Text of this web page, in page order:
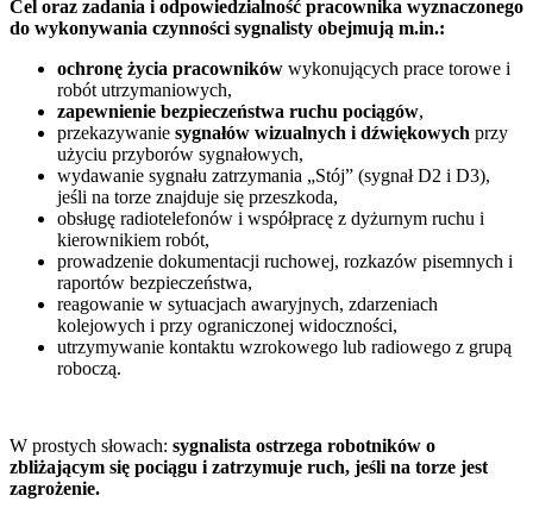
Cel oraz zadania i odpowiedzialność pracownika wyznaczonego
do wykonywania czynności sygnalisty obejmują m.in.:
ochronę życia pracowników wykonujących prace torowe i
robót utrzymaniowych,
zapewnienie bezpieczeństwa ruchu pociągów,
przekazywanie sygnałów wizualnych i dźwiękowych przy
użyciu przyborów sygnałowych,
wydawanie sygnału zatrzymania „Stój” (sygnał D2 i D3),
jeśli na torze znajduje się przeszkoda,
obsługę radiotelefonów i współpracę z dyżurnym ruchu i
kierownikiem robót,
prowadzenie dokumentacji ruchowej, rozkazów pisemnych i
raportów bezpieczeństwa,
reagowanie w sytuacjach awaryjnych, zdarzeniach
kolejowych i przy ograniczonej widoczności,
utrzymywanie kontaktu wzrokowego lub radiowego z grupą
roboczą.
W prostych słowach: sygnalista ostrzega robotników o
zbliżającym się pociągu i zatrzymuje ruch, jeśli na torze jest
zagrożenie.